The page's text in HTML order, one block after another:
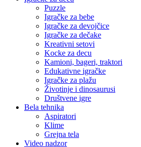
Puzzle
Igračke za bebe
Igračke za devojčice
Igračke za dečake
Kreativni setovi
Kocke za decu
Kamioni, bageri, traktori
Edukativne igračke
Igračke za plažu
Životinje i dinosaurusi
Društvene igre
Bela tehnika
Aspiratori
Klime
Grejna tela
Video nadzor